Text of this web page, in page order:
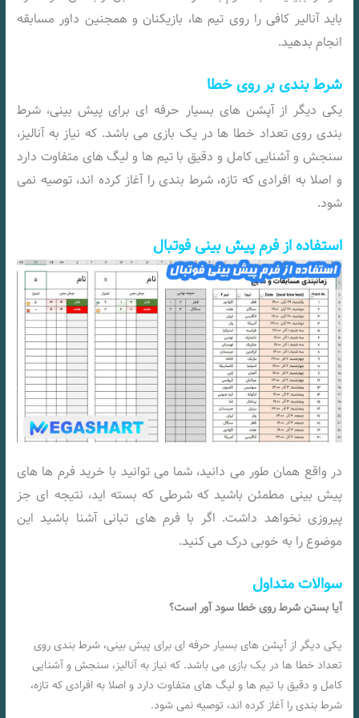
باید آنالیر کافی را روی تیم ها، بازیکنان و همجنین داور مسابقه
انجام بدهید.
شرط بندی بر روی خطا
یکی دیگر از آپشن های بسیار حرفه ای برای پیش بینی، شرط
بندی روی تعداد خطا ها در یک بازی می باشد. که نیاز به آنالیز،
سنجش و آشنایی کامل و دقیق با تیم ها و لیگ های متفاوت دارد
و اصلا به افرادی که تازه، شرط بندی را آغاز کرده اند، توصیه نمی
شود.
استفاده از فرم پیش بینی فوتبال
در واقع همان طور می دانید، شما می توانید با خرید فرم ها های
پیش بینی مطمئن باشید که شرطی که بسته اید، نتیجه ای جز
پیروزی نخواهد داشت. اگر با فرم های تبانی آشنا باشید این
موضوع را به خوبی درک می کنید.
سوالات متداول
آیا بستن شرط روی خطا سود آور است؟
یکی دیگر از آپشن های بسیار حرفه ای برای پیش بینی، شرط بندی روی
تعداد خطا ها در یک بازی می باشد. که نیاز به آنالیز، سنجش و آشنایی
کامل و دقیق با تیم ها و لیگ های متفاوت دارد و اصلا به افرادی که تازه،
شرط بندی را آغاز کرده اند، توصیه نمی شود.